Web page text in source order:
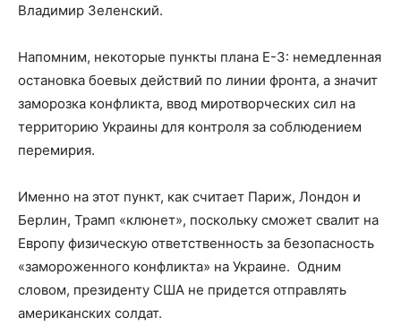
Владимир Зеленский.
Напомним, некоторые пункты плана Е-3: немедленная
остановка боевых действий по линии фронта, а значит
заморозка конфликта, ввод миротворческих сил на
территорию Украины для контроля за соблюдением
перемирия.
Именно на этот пункт, как считает Париж, Лондон и
Берлин, Трамп «клюнет», поскольку сможет свалит на
Европу физическую ответственность за безопасность
«замороженного конфликта» на Украине. Одним
словом, президенту США не придется отправлять
американских солдат.